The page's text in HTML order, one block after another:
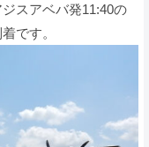
スアベバ発11:40の
です。